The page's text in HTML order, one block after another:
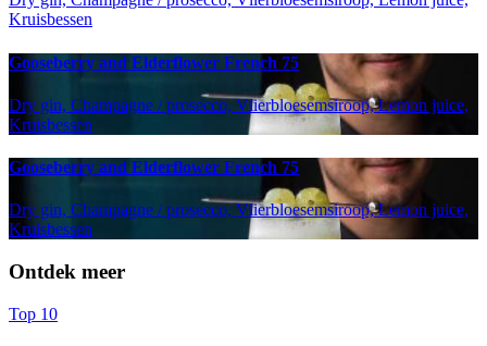
Kruisbessen
Gooseberry and Elderflower French 75
Dry gin, Champagne / prosecco, Vlierbloesemsiroop, Lemon juice,
Kruisbessen
Gooseberry and Elderflower French 75
Dry gin, Champagne / prosecco, Vlierbloesemsiroop, Lemon juice,
Kruisbessen
Ontdek meer
Top 10